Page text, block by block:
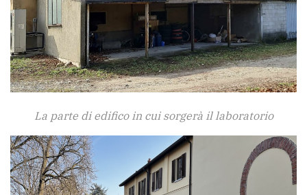
La parte di edifico in cui sorgerà il laboratorio